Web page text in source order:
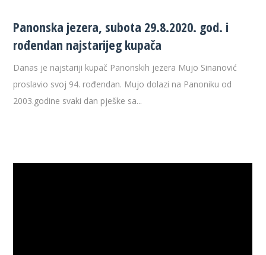
Panonska jezera, subota 29.8.2020. god. i
rođendan najstarijeg kupača
Danas je najstariji kupač Panonskih jezera Mujo Sinanović
proslavio svoj 94. rođendan. Mujo dolazi na Panoniku od
2003.godine svaki dan pješke sa...